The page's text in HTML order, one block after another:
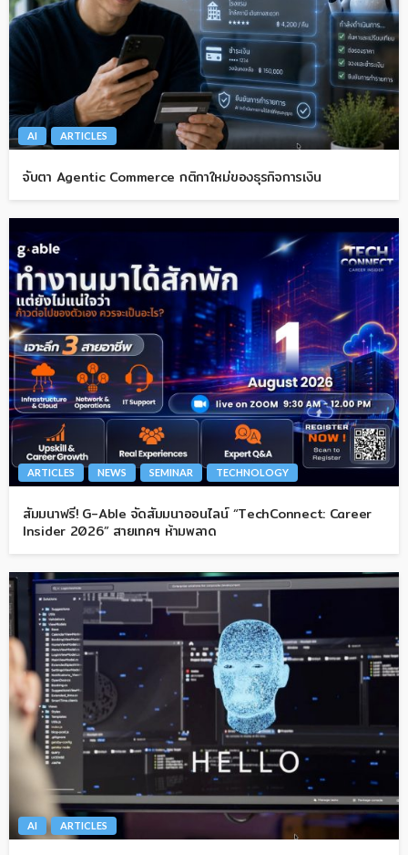
AI ARTICLES
จับตา Agentic Commerce กติกาใหม่ของธุรกิจการเงิน
ARTICLES NEWS SEMINAR TECHNOLOGY
สัมมนาฟรี! G-Able จัดสัมมนาออนไลน์ “TechConnect: Career
Insider 2026” สายเทคฯ ห้ามพลาด
AI ARTICLES